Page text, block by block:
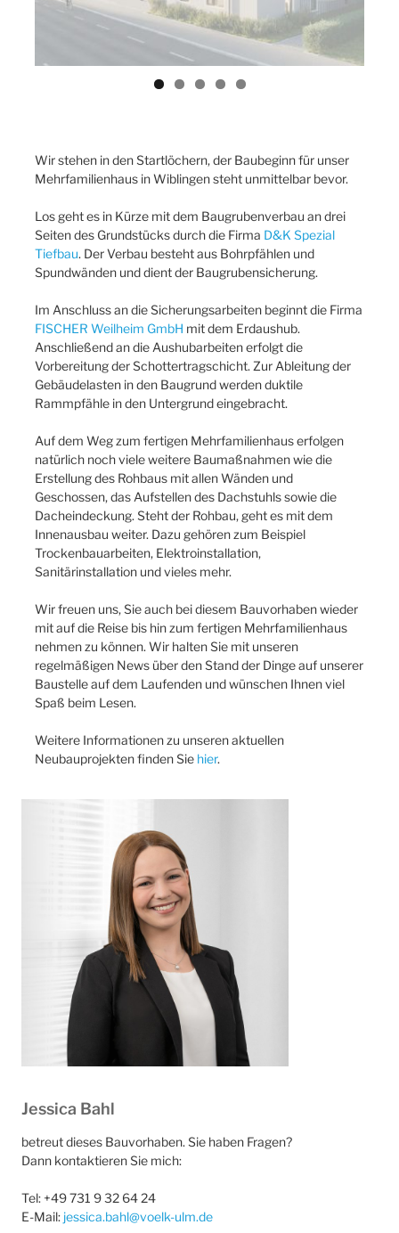
Wir stehen in den Startlöchern, der Baubeginn für unser
Mehrfamilienhaus in Wiblingen steht unmittelbar bevor.
Los geht es in Kürze mit dem Baugrubenverbau an drei
Seiten des Grundstücks durch die Firma D&K Spezial
Tiefbau. Der Verbau besteht aus Bohrpfählen und
Spundwänden und dient der Baugrubensicherung.
Im Anschluss an die Sicherungsarbeiten beginnt die Firma
FISCHER Weilheim GmbH mit dem Erdaushub.
Anschließend an die Aushubarbeiten erfolgt die
Vorbereitung der Schottertragschicht. Zur Ableitung der
Gebäudelasten in den Baugrund werden duktile
Rammpfähle in den Untergrund eingebracht.
Auf dem Weg zum fertigen Mehrfamilienhaus erfolgen
natürlich noch viele weitere Baumaßnahmen wie die
Erstellung des Rohbaus mit allen Wänden und
Geschossen, das Aufstellen des Dachstuhls sowie die
Dacheindeckung. Steht der Rohbau, geht es mit dem
Innenausbau weiter. Dazu gehören zum Beispiel
Trockenbauarbeiten, Elektroinstallation,
Sanitärinstallation und vieles mehr.
Wir freuen uns, Sie auch bei diesem Bauvorhaben wieder
mit auf die Reise bis hin zum fertigen Mehrfamilienhaus
nehmen zu können. Wir halten Sie mit unseren
regelmäßigen News über den Stand der Dinge auf unserer
Baustelle auf dem Laufenden und wünschen Ihnen viel
Spaß beim Lesen.
Weitere Informationen zu unseren aktuellen
Neubauprojekten finden Sie hier.
Jessica Bahl
betreut dieses Bauvorhaben. Sie haben Fragen?
Dann kontaktieren Sie mich:
Tel: +49 731 9 32 64 24
E-Mail: jessica.bahl@voelk-ulm.de